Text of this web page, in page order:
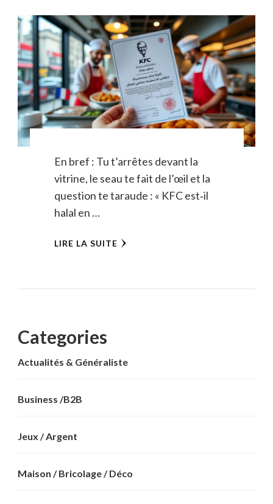
En bref : Tu t’arrêtes devant la
vitrine, le seau te fait de l’œil et la
question te taraude : « KFC est‑il
halal en …
LIRE LA SUITE
Categories
Actualités & Généraliste
Business /B2B
Jeux / Argent
Maison / Bricolage / Déco